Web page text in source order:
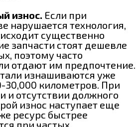
износ. Если при
нарушается технология,
существенно
запчасти стоят дешевле
поэтому часто
отдают им предпочтение.
изнашиваются уже
30,000 километров. При
и отсутствии должного
износ наступает еще
ресурс быстрее